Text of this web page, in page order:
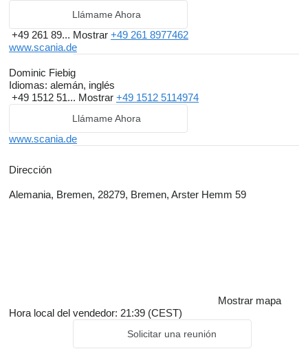
Llámame Ahora
+49 261 89... Mostrar +49 261 8977462
www.scania.de
Dominic Fiebig
Idiomas: alemán, inglés
+49 1512 51... Mostrar +49 1512 5114974
Llámame Ahora
www.scania.de
Dirección
Alemania, Bremen, 28279, Bremen, Arster Hemm 59
Mostrar mapa
Hora local del vendedor: 21:39 (CEST)
Solicitar una reunión